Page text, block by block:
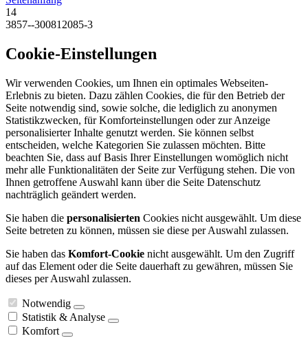
14
3857--300812085-3
Cookie-Einstellungen
Wir verwenden Cookies, um Ihnen ein optimales Webseiten-
Erlebnis zu bieten. Dazu zählen Cookies, die für den Betrieb der
Seite notwendig sind, sowie solche, die lediglich zu anonymen
Statistikzwecken, für Komforteinstellungen oder zur Anzeige
personalisierter Inhalte genutzt werden. Sie können selbst
entscheiden, welche Kategorien Sie zulassen möchten. Bitte
beachten Sie, dass auf Basis Ihrer Einstellungen womöglich nicht
mehr alle Funktionalitäten der Seite zur Verfügung stehen. Die von
Ihnen getroffene Auswahl kann über die Seite Datenschutz
nachträglich geändert werden.
Sie haben die personalisierten Cookies nicht ausgewählt. Um diese
Seite betreten zu können, müssen sie diese per Auswahl zulassen.
Sie haben das Komfort-Cookie nicht ausgewählt. Um den Zugriff
auf das Element oder die Seite dauerhaft zu gewähren, müssen Sie
dieses per Auswahl zulassen.
Notwendig
Statistik & Analyse
Komfort